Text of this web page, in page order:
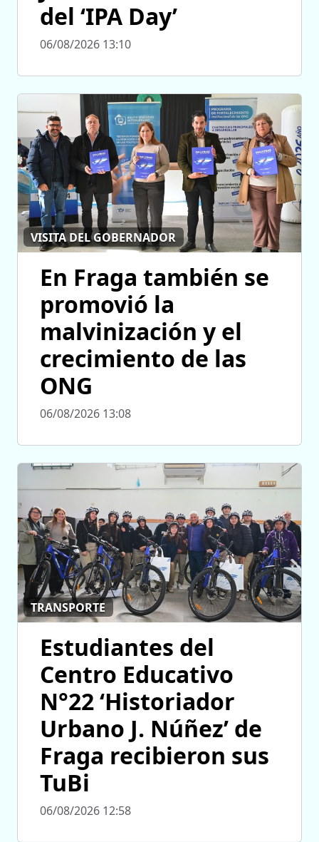
del ‘IPA Day’
06/08/2026 13:10
VISITA DEL GOBERNADOR
En Fraga también se
promovió la
malvinización y el
crecimiento de las
ONG
06/08/2026 13:08
TRANSPORTE
Estudiantes del
Centro Educativo
N°22 ‘Historiador
Urbano J. Núñez’ de
Fraga recibieron sus
TuBi
06/08/2026 12:58